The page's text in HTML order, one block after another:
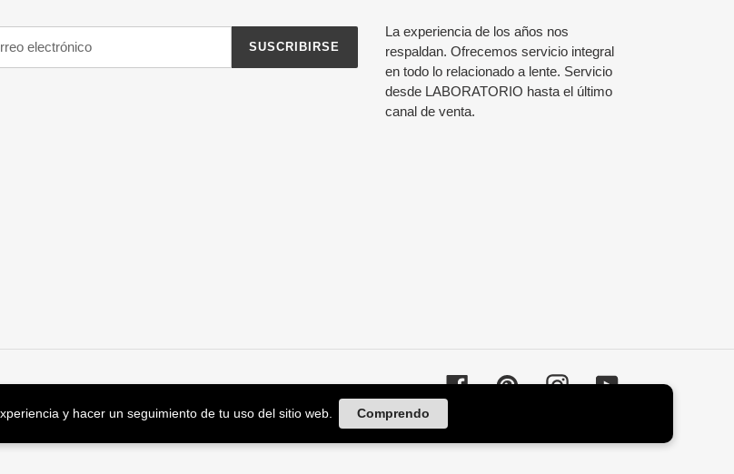
SUSCRIBIRSE
La experiencia de los años nos
respaldan. Ofrecemos servicio integral
en todo lo relacionado a lente. Servicio
desde LABORATORIO hasta el último
canal de venta.
FacebookPinterestInstagramYouTube
y hacer un seguimiento de tu uso del sitio web. Comprendo